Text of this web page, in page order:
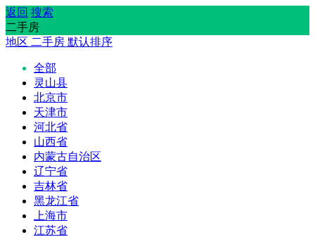
返回 搜索
二手房
地区 二手房 默认排序
全部
灵山县
北京市
天津市
河北省
山西省
内蒙古自治区
辽宁省
吉林省
黑龙江省
上海市
江苏省